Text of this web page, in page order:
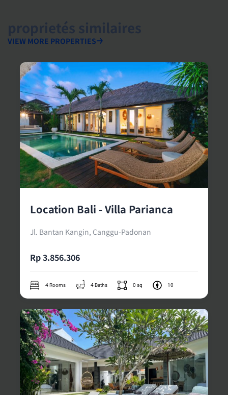
proprietés similaires
VIEW MORE PROPERTIES
Location Bali - Villa Parianca
Jl. Bantan Kangin, Canggu-Padonan
Rp 3.856.306
4 Rooms 4 Baths 0 sq 10